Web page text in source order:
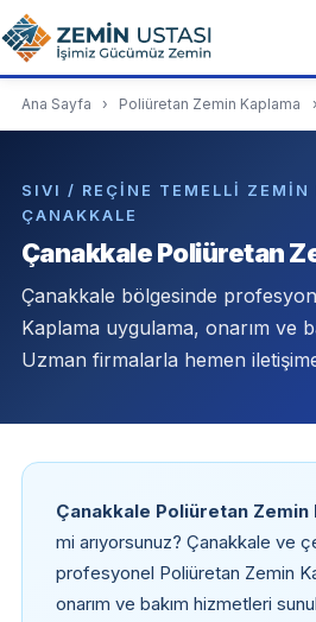
Ana Sayfa › Poliüretan Zemin Kaplama ›
SIVI / REÇINE TEMELLI ZEMIN
ÇANAKKALE
Çanakkale Poliüretan
Çanakkale bölgesinde
Kaplama uygulama, onarım ve
Uzman firmalarla hemen
Çanakkale Poliüretan Zemin
mi arıyorsunuz? Çanakkale ve
profesyonel Poliüretan Zemin
onarım ve bakım hizmetleri